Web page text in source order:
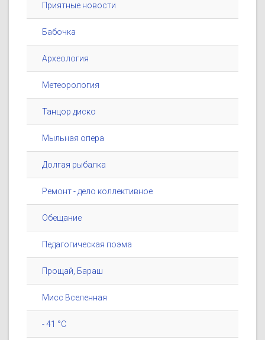
Приятные новости
Бабочка
Археология
Метеорология
Танцор диско
Мыльная опера
Долгая рыбалка
Ремонт - дело коллективное
Обещание
Педагогическая поэма
Прощай, Бараш
Мисс Вселенная
- 41 °C